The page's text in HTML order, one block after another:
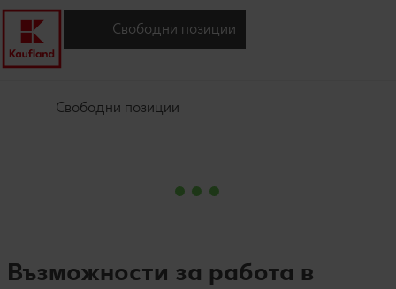
Свободни позиции
Свободни позиции
Възможности за работа в